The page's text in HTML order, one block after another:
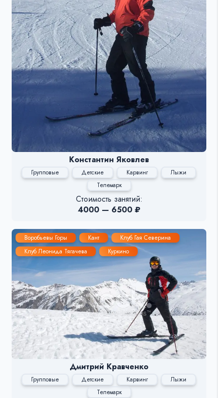
Константин Яковлев
Групповые Детские Карвинг
Лыжи
Телемарк
Стоимость занятий:
4000 — 6500 ₽
Воробьевы Горы Кант
Клуб Гая Северина
Клуб Леонида Тягачева
Куркино
Дмитрий Кравченко
Групповые Детские Карвинг
Лыжи
Телемарк